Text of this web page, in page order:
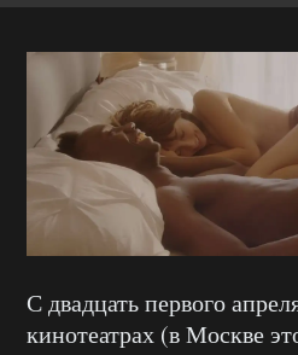
С двадцать первого
кинотеатрах (в Москве